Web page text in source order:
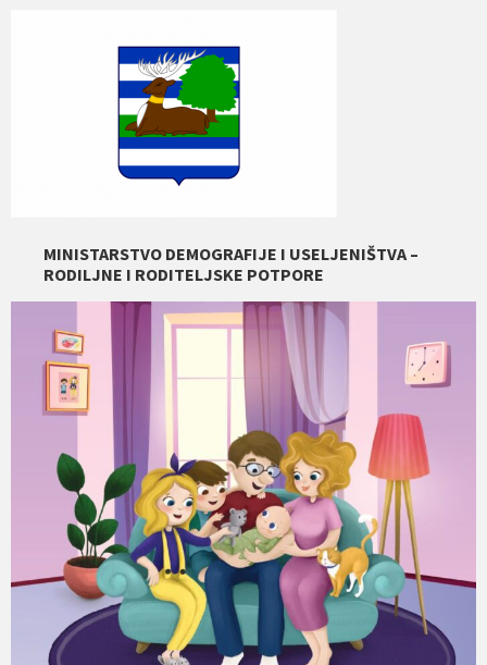
MINISTARSTVO DEMOGRAFIJE I USELJENIŠTVA –
RODILJNE I RODITELJSKE POTPORE